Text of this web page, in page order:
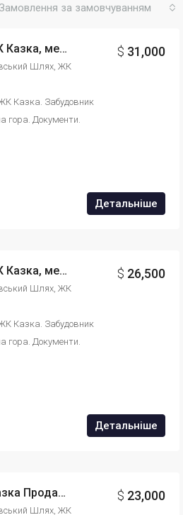
Замовлення за замовчуванням
Продам 1к S 54м в новобудові ЖК Казка, метро Холодна Гора. id: 6408945464312346 $ 31,000
Шлях, ЖК
Казка. Забудовник
гора. Документи.
Детальніше
Продам 1к S 48м в новобудові ЖК Казка, метро Холодна Гора. id: 640894454613045 $ 26,500
Шлях, ЖК
Казка. Забудовник
гора. Документи.
Детальніше
БУДИНОК ЗДАНИЙ! S=41м2 ЖК Казка Продам 1 кімнатну квартиру з гарним плануванням! Холодна Гора id: 640848454697234 $ 23,000
Шлях, ЖК